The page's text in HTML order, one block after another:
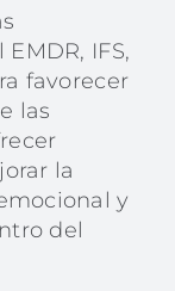
IFS,
favorecer
las
la
y
del